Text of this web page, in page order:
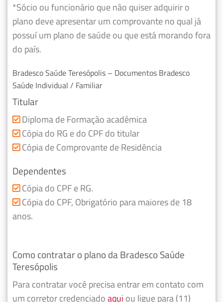
*Sócio ou funcionário que não quiser adquirir o
plano deve apresentar um comprovante no qual já
possuí um plano de saúde ou que está morando fora
do país.
Bradesco Saúde Teresópolis – Documentos Bradesco
Saúde Individual / Familiar
Titular
Diploma de Formação acadêmica
Cópia do RG e do CPF do titular
Cópia de Comprovante de Residência
Dependentes
Cópia do CPF e RG.
Cópia do CPF, Obrigatório para maiores de 18
anos.
Como contratar o plano da Bradesco Saúde
Teresópolis
Para contratar você precisa entrar em contato com
um corretor credenciadoaqui ou ligue para (11)